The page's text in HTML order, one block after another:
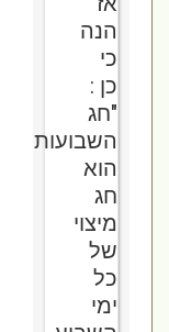
הנה
כן :
"חג
השבועות"
הוא
חג
מיצוי
של
כל
ימי